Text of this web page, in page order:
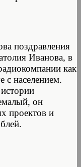
поздравления
Иванова, в
как
с населением.
он
проектов и